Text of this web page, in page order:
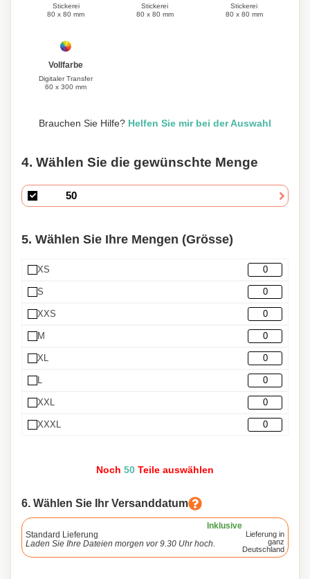
Stickerei
80 x 80 mm
Stickerei
80 x 80 mm
Stickerei
80 x 80 mm
Vollfarbe
Digitaler Transfer
60 x 300 mm
Brauchen Sie Hilfe? Helfen Sie mir bei der Auswahl
4. Wählen Sie die gewünschte Menge
5. Wählen Sie Ihre Mengen (Grösse)
XS
S
XXS
M
XL
L
XXL
XXXL
Noch 50 Teile auswählen
6. Wählen Sie Ihr Versanddatum
Inklusive
Standard Lieferung
Laden Sie Ihre Dateien morgen vor 9.30 Uhr hoch.
Lieferung in
ganz
Deutschland